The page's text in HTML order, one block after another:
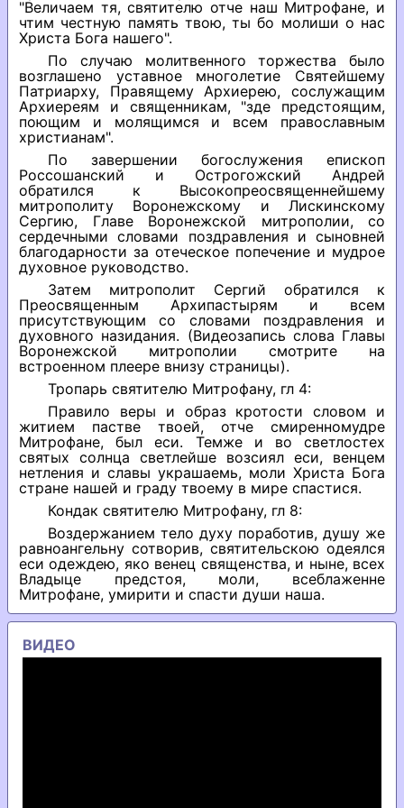
"Величаем тя, святителю отче наш Митрофане, и
чтим честную память твою, ты бо молиши о нас
Христа Бога нашего".
По случаю молитвенного торжества было
возглашено уставное многолетие Святейшему
Патриарху, Правящему Архиерею, сослужащим
Архиереям и священникам, "зде предстоящим,
поющим и молящимся и всем православным
христианам".
По завершении богослужения епископ
Россошанский и Острогожский Андрей
обратился к Высокопреосвященнейшему
митрополиту Воронежскому и Лискинскому
Сергию, Главе Воронежской митрополии, со
сердечными словами поздравления и сыновней
благодарности за отеческое попечение и мудрое
духовное руководство.
Затем митрополит Сергий обратился к
Преосвященным Архипастырям и всем
присутствующим со словами поздравления и
духовного назидания. (Видеозапись слова Главы
Воронежской митрополии смотрите на
встроенном плеере внизу страницы).
Тропарь святителю Митрофану, гл 4:
Правило веры и образ кротости словом и
житием пастве твоей, отче смиренномудре
Митрофане, был еси. Темже и во светлостех
святых солнца светлейше возсиял еси, венцем
нетления и славы украшаемь, моли Христа Бога
стране нашей и граду твоему в мире спастися.
Кондак святителю Митрофану, гл 8:
Воздержанием тело духу поработив, душу же
равноангельну сотворив, святительскою одеялся
еси одеждею, яко венец священства, и ныне, всех
Владыце предстоя, моли, всеблаженне
Митрофане, умирити и спасти души наша.
ВИДЕО